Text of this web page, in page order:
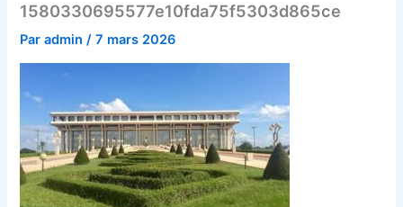
1580330695577e10fda75f5303d865ce
Paradmin/7 mars 2026